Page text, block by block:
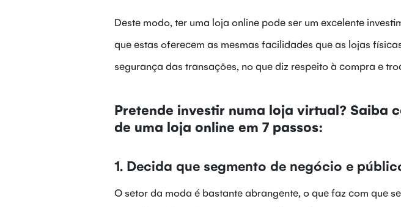
Deste modo, ter uma loja online pode ser um excelente
que estas oferecem as mesmas facilidades que as lojas
segurança das transações, no que diz respeito à compra e
Pretende investir numa loja virtual? Saiba
de uma loja online em 7 passos:
1. Decida que segmento de negócio e
O setor da moda é bastante abrangente, o que faz com que